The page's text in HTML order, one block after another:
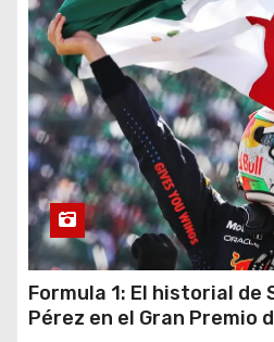
Formula 1: El historial de
Pérez en el Gran Premio